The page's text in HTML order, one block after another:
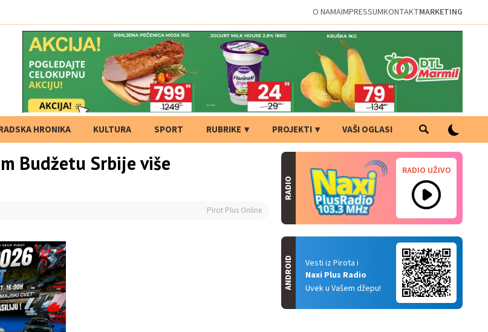
O NAMAIMPRESSUMKONTAKTMARKETING
HRONIKA KULTURA SPORT RUBRIKE PROJEKTI VAŠI OGLASI
Budžetu Srbije više
Pirot Plus Online
RADIO
RADIO UŽIVO
Vesti iz Pirota i
Naxi Plus Radio
Uvek u Vašem džepu!
ANDROID